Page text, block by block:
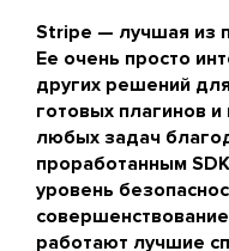
Stripe — лучшая из
Ее очень просто
других решений
готовых плагинов
любых задач
проработанным
уровень
работают лучшие